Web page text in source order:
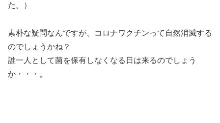
た。）
素朴な疑問なんですが、コロナワクチンって自然消滅する
のでしょうかね？
誰一人として菌を保有しなくなる日は来るのでしょう
か・・・。